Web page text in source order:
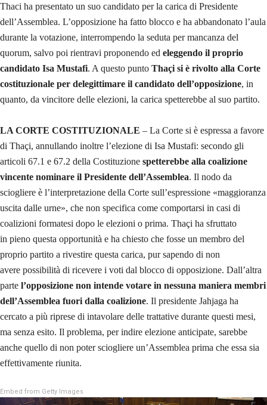
Thaci ha presentato un suo candidato per la carica di Presidente
dell’Assemblea. L’opposizione ha fatto blocco e ha abbandonato l’aula
durante la votazione, interrompendo la seduta per mancanza del
quorum, salvo poi rientravi proponendo ed eleggendo il proprio
candidato Isa Mustafi. A questo punto Thaçi si è rivolto alla Corte
costituzionale per delegittimare il candidato dell’opposizione, in
quanto, da vincitore delle elezioni, la carica spetterebbe al suo partito.
LA CORTE COSTITUZIONALE – La Corte si è espressa a favore
di Thaçi, annullando inoltre l’elezione di Isa Mustafi: secondo gli
articoli 67.1 e 67.2 della Costituzione spetterebbe alla coalizione
vincente nominare il Presidente dell’Assemblea. Il nodo da
sciogliere è l’interpretazione della Corte sull’espressione «maggioranza
uscita dalle urne», che non specifica come comportarsi in casi di
coalizioni formatesi dopo le elezioni o prima. Thaçi ha sfruttato
in pieno questa opportunità e ha chiesto che fosse un membro del
proprio partito a rivestire questa carica, pur sapendo di non
avere possibilità di ricevere i voti dal blocco di opposizione. Dall’altra
parte l’opposizione non intende votare in nessuna maniera membri
dell’Assemblea fuori dalla coalizione. Il presidente Jahjaga ha
cercato a più riprese di intavolare delle trattative durante questi mesi,
ma senza esito. Il problema, per indire elezione anticipate, sarebbe
anche quello di non poter sciogliere un’Assemblea prima che essa sia
effettivamente riunita.
Embed from Getty Images